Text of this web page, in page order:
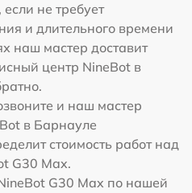
не требует
и длительного времени
наш мастер доставит
центр NineBot в
и наш мастер
в Барнауле
стоимость работ над
G30 Max.
G30 Max по нашей